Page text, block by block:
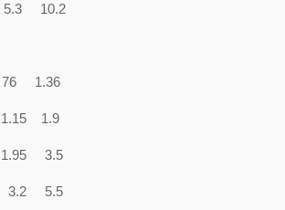
10.2
1.36
1.9
3.5
5.5